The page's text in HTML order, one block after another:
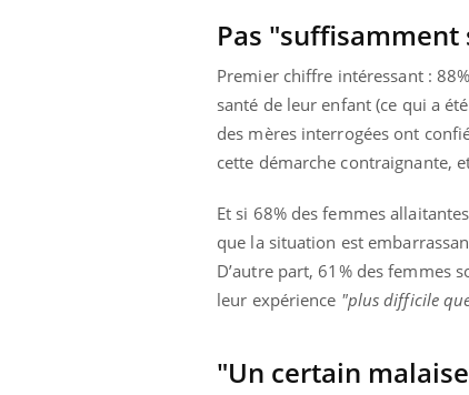
Pas "suffisamment
Premier chiffre intéressant :
santé de leur enfant (ce qui a
des mères interrogées ont
cette démarche contraignante,
Et si 68% des femmes
que la situation est
D’autre part, 61% des femmes
leur expérience "plus difficile
"Un certain
Eczéma Chronique des Mains : se
préparer pour l’été ! Youtube
soleil, activités en plein air… Nos mains